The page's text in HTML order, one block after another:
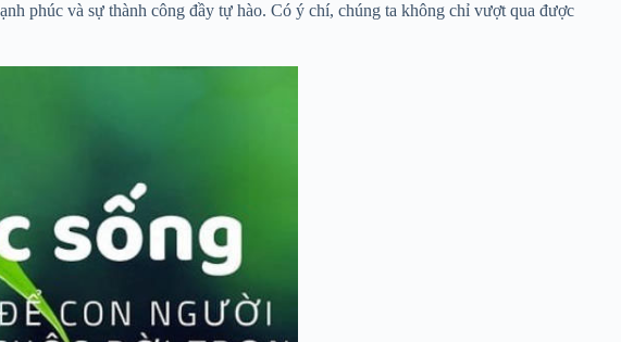
phúc và sự thành công đầy tự hào. Có ý chí, chúng ta không chỉ vượt qua được